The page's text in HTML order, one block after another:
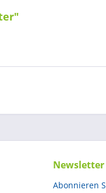
Newsletter
Abonnieren